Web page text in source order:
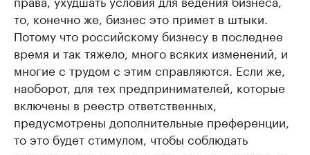
то, конечно же, бизнес это примет в штыки.
Потому что российскому бизнесу в последнее
время и так тяжело, много всяких изменений, и
многие с трудом с этим справляются. Если же,
наоборот, для тех предпринимателей, которые
включены в реестр ответственных,
предусмотрены дополнительные преференции,
то это будет стимулом, чтобы соблюдать